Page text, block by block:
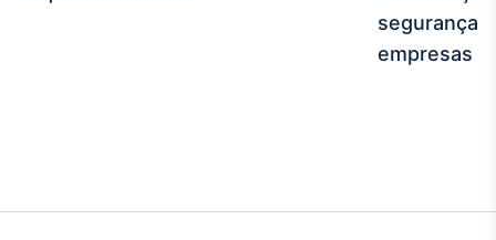
segurança
empresas